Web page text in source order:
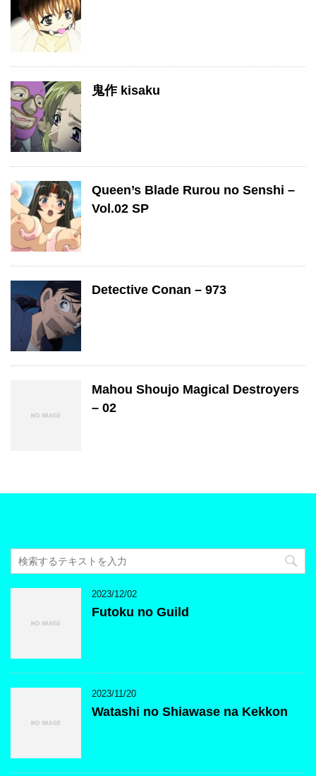
鬼作 kisaku
Queen’s Blade Rurou no Senshi –
Vol.02 SP
Detective Conan – 973
Mahou Shoujo Magical Destroyers
– 02
2023/12/02
Futoku no Guild
2023/11/20
Watashi no Shiawase na Kekkon